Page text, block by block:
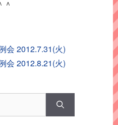
会 2012.7.31(火)
会 2012.8.21(火)